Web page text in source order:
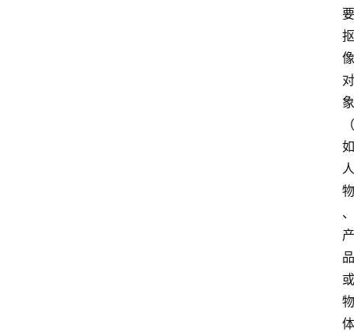
要
抠
像
对
象
（
如
人
物
、
产
品
或
物
体